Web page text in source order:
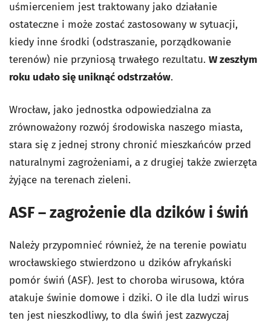
uśmierceniem jest traktowany jako działanie
ostateczne i może zostać zastosowany w sytuacji,
kiedy inne środki (odstraszanie, porządkowanie
terenów) nie przyniosą trwałego rezultatu. W zeszłym
roku udało się uniknąć odstrzałów.
Wrocław, jako jednostka odpowiedzialna za
zrównoważony rozwój środowiska naszego miasta,
stara się z jednej strony chronić mieszkańców przed
naturalnymi zagrożeniami, a z drugiej także zwierzęta
żyjące na terenach zieleni.
ASF – zagrożenie dla dzików i świń
Należy przypomnieć również, że na terenie powiatu
wrocławskiego stwierdzono u dzików afrykański
pomór świń (ASF). Jest to choroba wirusowa, która
atakuje świnie domowe i dziki. O ile dla ludzi wirus
ten jest nieszkodliwy, to dla świń jest zazwyczaj